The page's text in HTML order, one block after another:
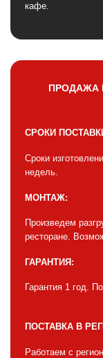
кафе.
ПРОДАЖА
СРОКИ
Сроки
недель.
МОНТАЖ:
Произведем
ресторане.
ГАРАНТИЯ:
Гарантия 1 год.
ПОСТАВКА В
Работаем с